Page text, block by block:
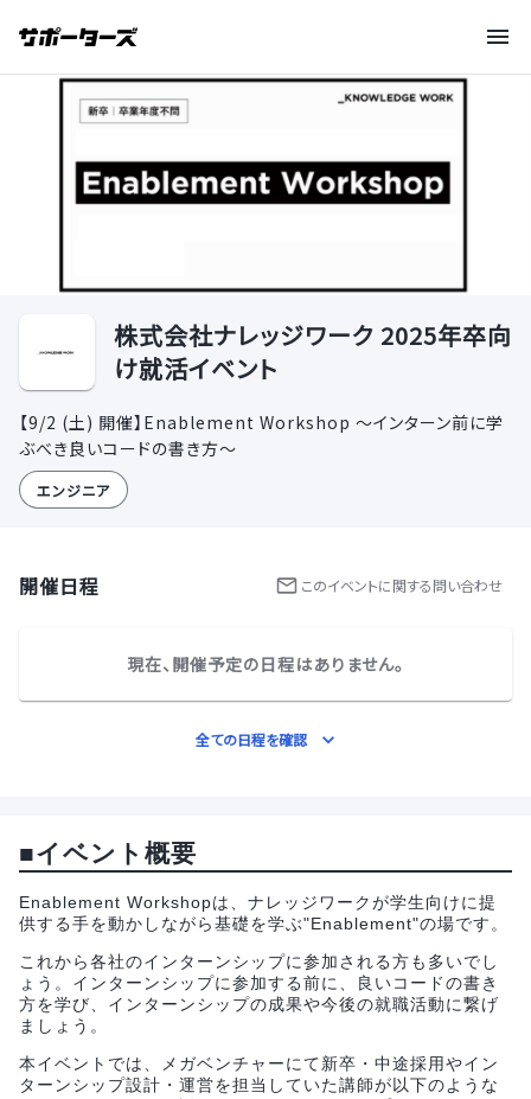
株式会社ナレッジワーク 2025年卒向
け就活イベント
【9/2 (土) 開催】Enablement Workshop 〜インターン前に学
ぶべき良いコードの書き方〜
エンジニア
開催日程 このイベントに関する問い合わせ
現在、開催予定の日程はありません。
全ての日程を確認
■イベント概要
Enablement Workshopは、ナレッジワークが学生向けに提
供する手を動かしながら基礎を学ぶ"Enablement"の場です。
これから各社のインターンシップに参加される方も多いでし
ょう。インターンシップに参加する前に、良いコードの書き
方を学び、インターンシップの成果や今後の就職活動に繋げ
ましょう。
本イベントでは、メガベンチャーにて新卒・中途採用やイン
ターンシップ設計・運営を担当していた講師が以下のような